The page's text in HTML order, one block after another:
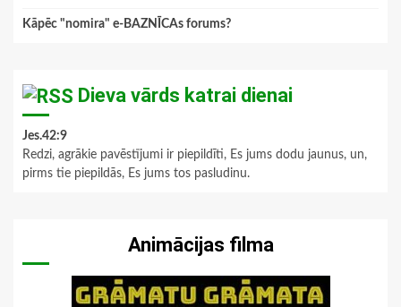
Kāpēc "nomira" e-BAZNĪCAs forums?
Dieva vārds katrai dienai
Jes.42:9
Redzi, agrākie pavēstījumi ir piepildīti, Es jums dodu jaunus, un,
pirms tie piepildās, Es jums tos pasludinu.
Animācijas filma